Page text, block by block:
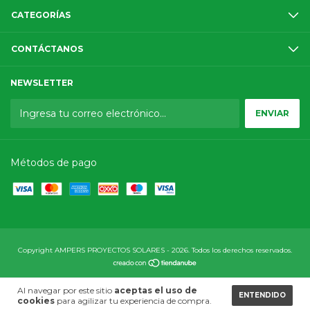
Al navegar por este sitio aceptas el uso de
cookies para agilizar tu experiencia de compra.
ENTENDIDO
CATEGORÍAS
CONTÁCTANOS
NEWSLETTER
Métodos de pago
Copyright AMPERS PROYECTOS SOLARES - 2026. Todos los derechos reservados.